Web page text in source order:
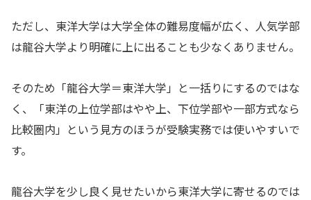
ただし、東洋大学は大学全体の難易度幅が広く、人気学部
は龍谷大学より明確に上に出ることも少なくありません。
そのため「龍谷大学＝東洋大学」と一括りにするのではな
く、「東洋の上位学部はやや上、下位学部や一部方式なら
比較圏内」という見方のほうが受験実務では使いやすいで
す。
龍谷大学を少し良く見せたいから東洋大学に寄せるのでは